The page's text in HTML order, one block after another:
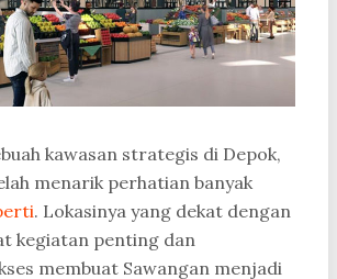
kawasan strategis di Depok,
menarik perhatian banyak
. Lokasinya yang dekat dengan
kegiatan penting dan
membuat Sawangan menjadi